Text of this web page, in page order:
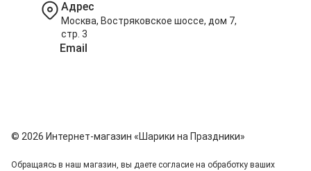
Адрес
Москва, Востряковское шоссе, дом 7,
стр. 3
Email
© 2026 Интернет-магазин «Шарики на Праздники»
Обращаясь в наш магазин, вы даете согласие на обработку ваших